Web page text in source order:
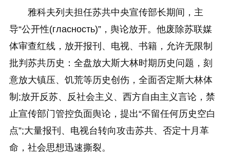
雅科夫列夫担任苏共中央宣传部长期间，主
导“公开性(гласность)”，舆论放开。他废除苏联媒
体审查红线，放开报刊、电视、书籍，允许无限制
批判苏共历史：全盘放大斯大林时期历史问题，刻
意放大镇压、饥荒等历史创伤，全面否定斯大林体
制;放开反苏、反社会主义、西方自由主义言论，禁
止宣传部门管控负面舆论，提出“不留任何历史空白
点”;大量报刊、电视台转向攻击苏共、否定十月革
命，社会思想迅速撕裂。